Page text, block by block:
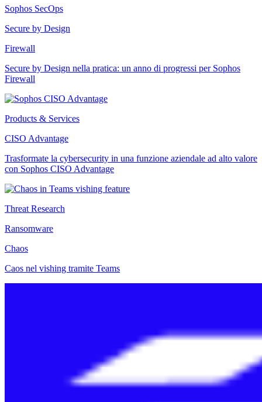
Sophos SecOps
Secure by Design
Firewall
Secure by Design nella pratica: un anno di progressi per Sophos
Firewall
Products & Services
CISO Advantage
Trasformate la cybersecurity in una funzione aziendale ad alto valore
con Sophos CISO Advantage
Threat Research
Ransomware
Chaos
Caos nel vishing tramite Teams